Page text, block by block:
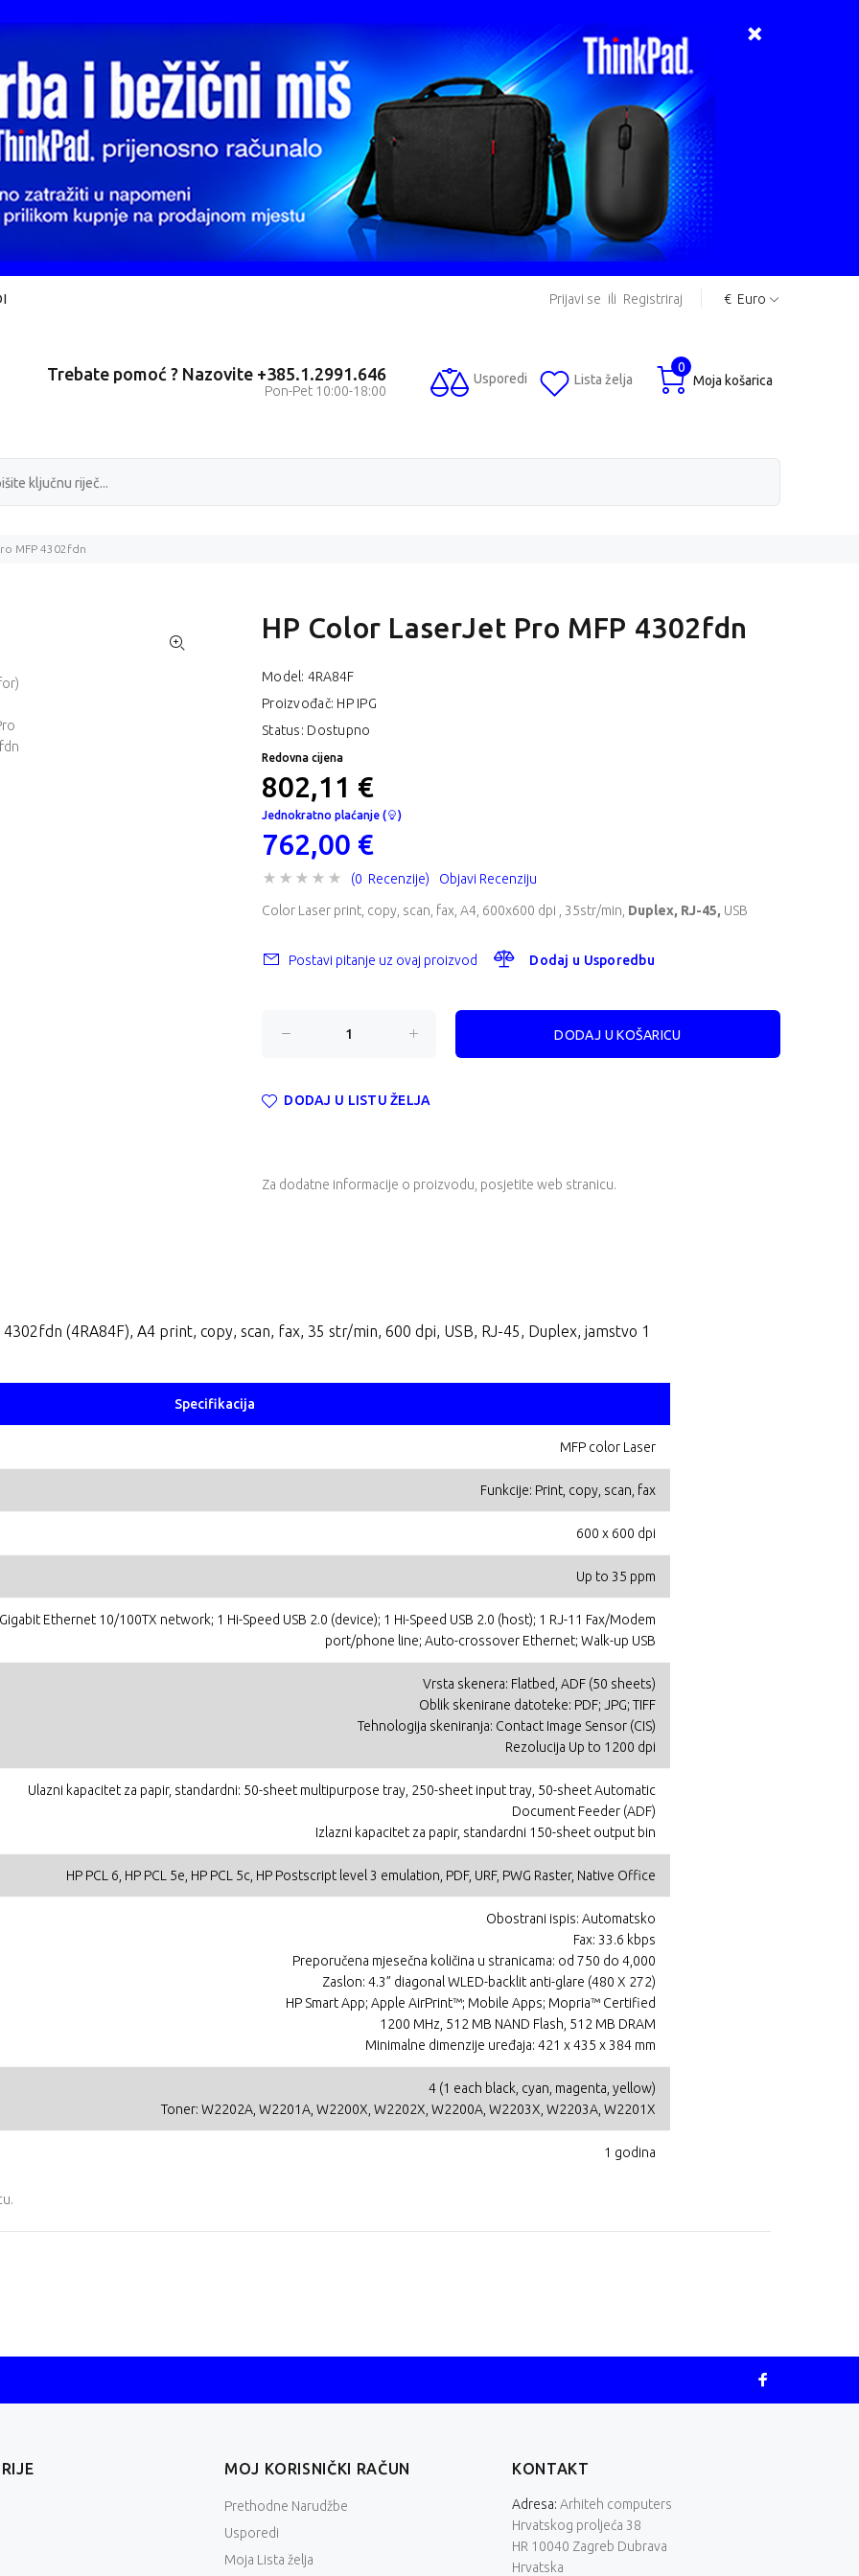
Prijavi se ili Registriraj € Euro
Trebate pomoć ? Nazovite +385.1.2991.646
Pon-Pet 10:00-18:00
Usporedi Lista želja Moja košarica
0
MFP 4302fdn
HP Color LaserJet Pro MFP 4302fdn
Model: 4RA84F
Proizvođač: HP IPG
Status: Dostupno
Redovna cijena
802,11 €
Jednokratno plaćanje ( )
762,00 €
(0 Recenzije) Objavi Recenziju
Color Laser print, copy, scan, fax, A4, 600x600 dpi , 35str/min, Duplex, RJ-45, USB
Postavi pitanje uz ovaj proizvod Dodaj u Usporedbu
DODAJ U LISTU ŽELJA
Za dodatne informacije o proizvodu, posjetite web stranicu.
(4RA84F), A4 print, copy, scan, fax, 35 str/min, 600 dpi, USB, RJ-45, Duplex, jamstvo 1
Specifikacija
MFP color Laser
Funkcije: Print, copy, scan, fax
600 x 600 dpi
Up to 35 ppm
Ethernet 10/100TX network; 1 Hi-Speed USB 2.0 (device); 1 Hi-Speed USB 2.0 (host); 1 RJ-11 Fax/Modem
port/phone line; Auto-crossover Ethernet; Walk-up USB
Vrsta skenera: Flatbed, ADF (50 sheets)
Oblik skenirane datoteke: PDF; JPG; TIFF
Tehnologija skeniranja: Contact Image Sensor (CIS)
Rezolucija Up to 1200 dpi
Ulazni kapacitet za papir, standardni: 50-sheet multipurpose tray, 250-sheet input tray, 50-sheet Automatic
Document Feeder (ADF)
Izlazni kapacitet za papir, standardni 150-sheet output bin
HP PCL 6, HP PCL 5e, HP PCL 5c, HP Postscript level 3 emulation, PDF, URF, PWG Raster, Native Office
Obostrani ispis: Automatsko
Fax: 33.6 kbps
Preporučena mjesečna količina u stranicama: od 750 do 4,000
Zaslon: 4.3” diagonal WLED-backlit anti-glare (480 X 272)
HP Smart App; Apple AirPrint™; Mobile Apps; Mopria™ Certified
1200 MHz, 512 MB NAND Flash, 512 MB DRAM
Minimalne dimenzije uređaja: 421 x 435 x 384 mm
4 (1 each black, cyan, magenta, yellow)
Toner: W2202A, W2201A, W2200X, W2202X, W2200A, W2203X, W2203A, W2201X
1 godina
.
MOJ KORISNIČKI RAČUN
Prethodne Narudžbe
Usporedi
Moja Lista želja
KONTAKT
Adresa: Arhiteh computers
Hrvatskog proljeća 38
HR 10040 Zagreb Dubrava
Hrvatska